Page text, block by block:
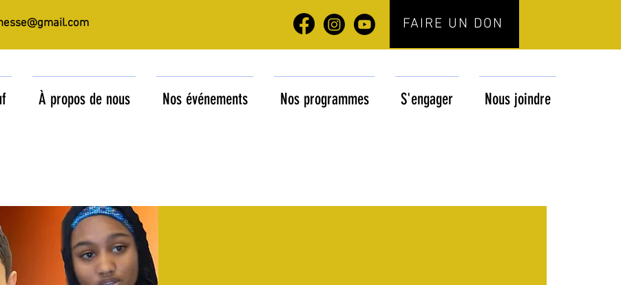
FAIRE UN DON
À propos de nous Nos événements Nos programmes S'engager Nous joindre